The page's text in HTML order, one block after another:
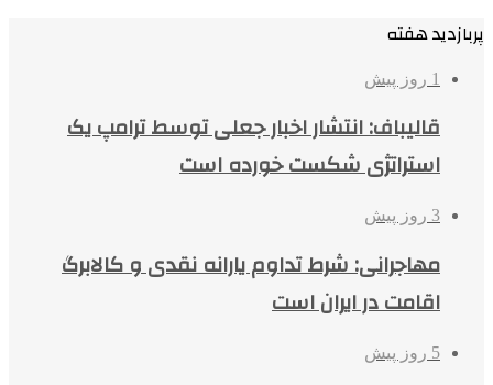
پربازدید هفته
1 روز پیش
قالیباف: انتشار اخبار جعلی توسط ترامپ یک
استراتژی شکست خورده است
3 روز پیش
مهاجرانی: شرط تداوم یارانه نقدی و کالابرگ
اقامت در ایران است
5 روز پیش